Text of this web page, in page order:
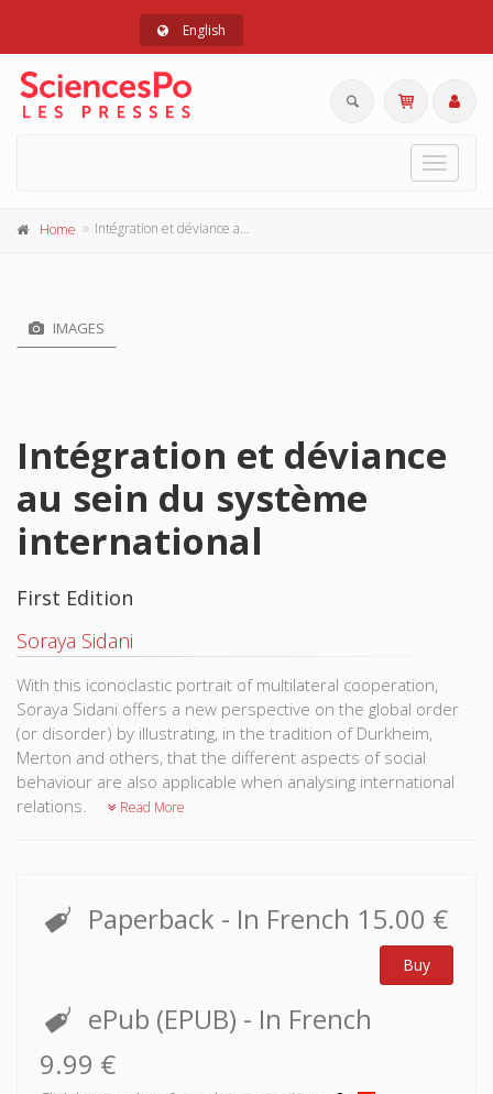
English
Toggle
Home Intégration et déviance au sein du système international
IMAGES
Intégration et déviance
au sein du système
international
First Edition
Soraya Sidani
With this iconoclastic portrait of multilateral cooperation,
Soraya Sidani offers a new perspective on the global order
(or disorder) by illustrating, in the tradition of Durkheim,
Merton and others, that the different aspects of social
behaviour are also applicable when analysing international
relations.
Read More
Paperback - In French 15.00 €
Buy
ePub (EPUB) - In French
9.99 €